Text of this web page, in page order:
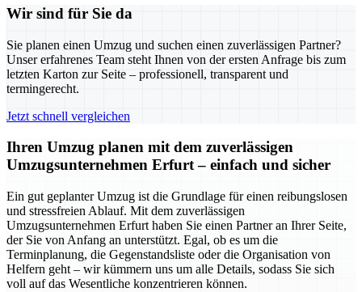
Wir sind für Sie da
Sie planen einen Umzug und suchen einen zuverlässigen Partner?
Unser erfahrenes Team steht Ihnen von der ersten Anfrage bis zum
letzten Karton zur Seite – professionell, transparent und
termingerecht.
Jetzt schnell vergleichen
Ihren Umzug planen mit dem zuverlässigen
Umzugsunternehmen Erfurt – einfach und sicher
Ein gut geplanter Umzug ist die Grundlage für einen reibungslosen
und stressfreien Ablauf. Mit dem zuverlässigen
Umzugsunternehmen Erfurt haben Sie einen Partner an Ihrer Seite,
der Sie von Anfang an unterstützt. Egal, ob es um die
Terminplanung, die Gegenstandsliste oder die Organisation von
Helfern geht – wir kümmern uns um alle Details, sodass Sie sich
voll auf das Wesentliche konzentrieren können.